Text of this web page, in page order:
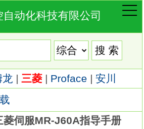
自动化科技有限公司
龙 | 三菱| Proface | 安川
伺服MR-J60A指导手册